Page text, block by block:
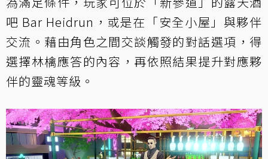
吧 Bar Heidrun，或是在「安全小屋」與夥伴
交流。藉由角色之間交談觸發的對話選項，得
選擇林檎應答的內容，再依照結果提升對應夥
伴的靈魂等級。